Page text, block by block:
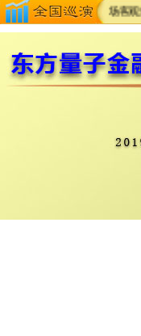
1 2
金融市场客观